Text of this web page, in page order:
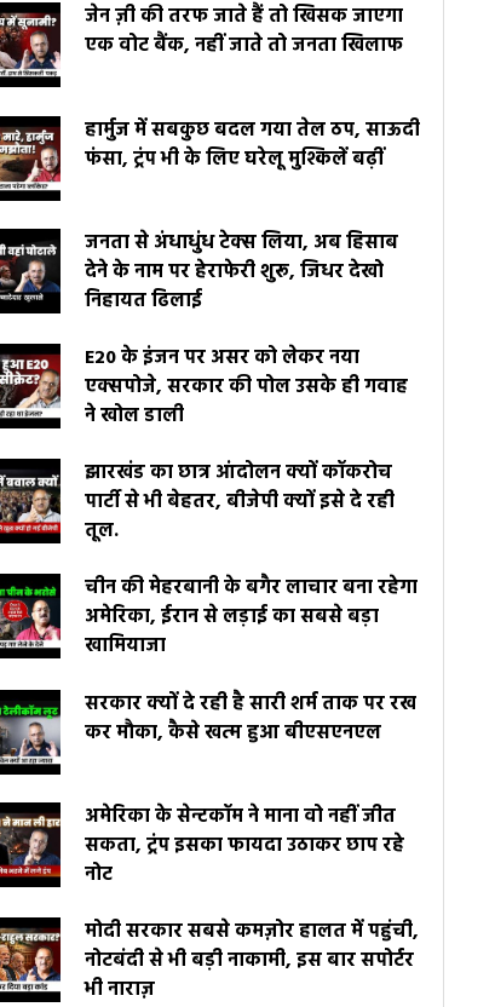
जेन ज़ी की तरफ जाते हैं तो खिसक जाएगा
एक वोट बैंक, नहीं जाते तो जनता खिलाफ
हार्मुज में सबकुछ बदल गया तेल ठप, साऊदी
फंसा, ट्रंप भी के लिए घरेलू मुश्किलें बढ़ीं
जनता से अंधाधुंध टेक्स लिया, अब हिसाब
देने के नाम पर हेराफेरी शुरू, जिधर देखो
निहायत ढिलाई
E20 के इंजन पर असर को लेकर नया
एक्सपोजे, सरकार की पोल उसके ही गवाह
ने खोल डाली
झारखंड का छात्र आंदोलन क्यों कॉकरोच
पार्टी से भी बेहतर, बीजेपी क्यों इसे दे रही
तूल.
चीन की मेहरबानी के बगैर लाचार बना रहेगा
अमेरिका, ईरान से लड़ाई का सबसे बड़ा
खामियाजा
सरकार क्यों दे रही है सारी शर्म ताक पर रख
कर मौका, कैसे खत्म हुआ बीएसएनएल
अमेरिका के सेन्टकॉम ने माना वो नहीं जीत
सकता, ट्रंप इसका फायदा उठाकर छाप रहे
नोट
मोदी सरकार सबसे कमज़ोर हालत में पहुंची,
नोटबंदी से भी बड़ी नाकामी, इस बार सपोर्टर
भी नाराज़